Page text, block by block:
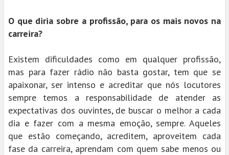
O que diria sobre a profissão, para os mais novos na
carreira?
Existem dificuldades como em qualquer profissão,
mas para fazer rádio não basta gostar, tem que se
apaixonar, ser intenso e acreditar que nós locutores
sempre temos a responsabilidade de atender as
expectativas dos ouvintes, de buscar o melhor a cada
dia e fazer com a mesma emoção, sempre. Aqueles
que estão começando, acreditem, aproveitem cada
fase da carreira, aprendam com quem sabe menos ou